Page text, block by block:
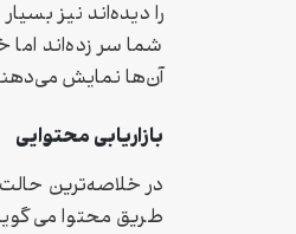
را دیده‌اند نیز
شما سر زده‌اند
آن‌ها نمایش می‌دهند
بازاریابی محتوایی
در خلاصه‌ترین
طریق محتوا